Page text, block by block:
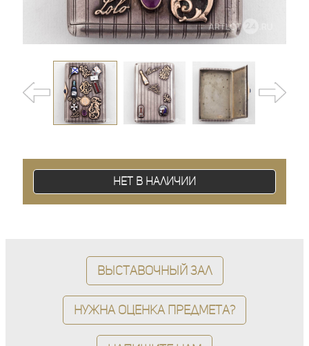
Нет в наличии
Выставочный зал
Нужна оценка предмета?